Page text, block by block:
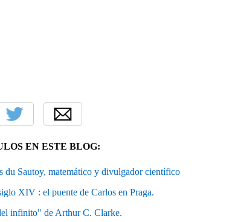
EN ESTE BLOG:
du Sautoy, matemático y divulgador científico
XIV : el puente de Carlos en Praga.
infinito" de Arthur C. Clarke.